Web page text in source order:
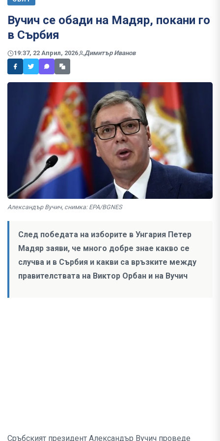
Вучич се обади на Мадяр, покани го
в Сърбия
19:37, 22 Април, 2026 Димитър Иванов
Александър Вучич, снимка: EPA/BGNES
След победата на изборите в Унгария Петер
Мадяр заяви, че много добре знае какво се
случва и в Сърбия и какви са връзките между
правителствата на Виктор Орбан и на Вучич
Сръбският президент Александър Вучич проведе